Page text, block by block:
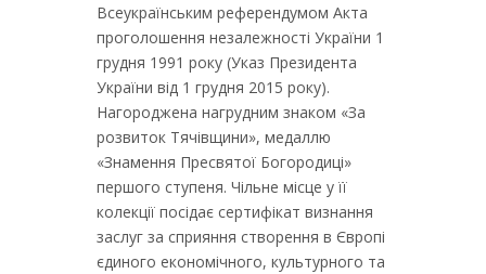
Всеукраїнським референдумом Акта
проголошення незалежності України 1
грудня 1991 року (Указ Президента
України від 1 грудня 2015 року).
Нагороджена нагрудним знаком «За
розвиток Тячівщини», медаллю
«Знамення Пресвятої Богородиці»
першого ступеня. Чільне місце у її
колекції посідає сертифікат визнання
заслуг за сприяння створення в Європі
єдиного економічного, культурного та